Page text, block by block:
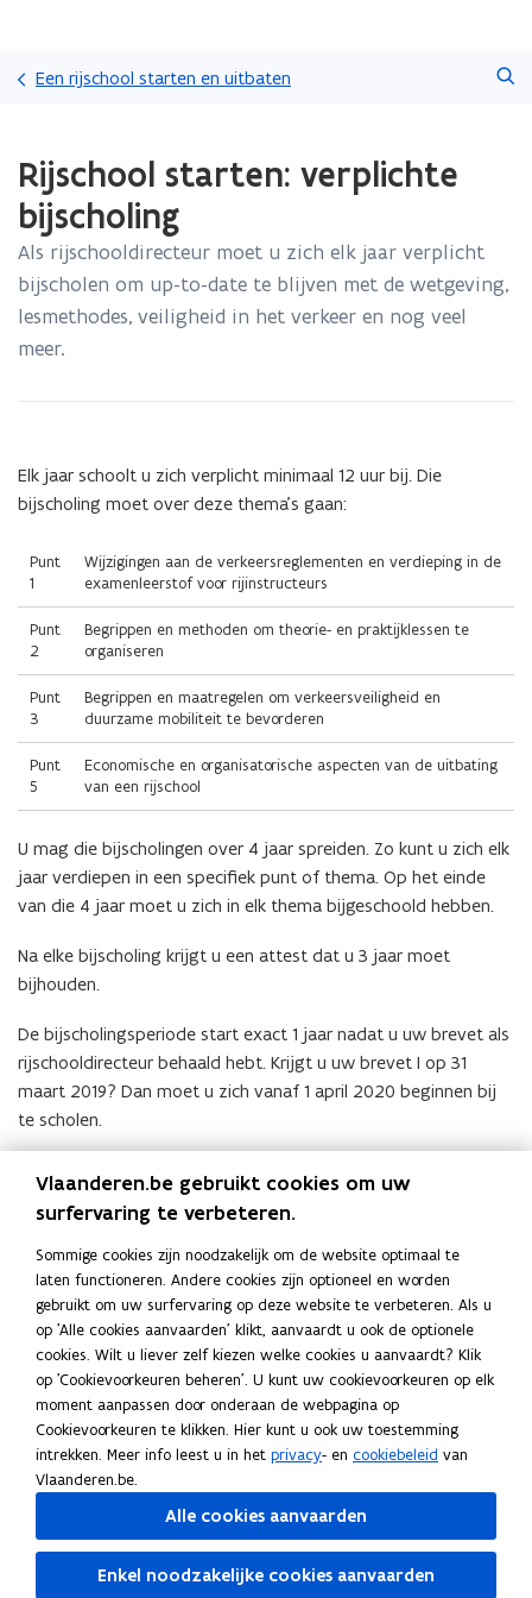
naar
gaan
Een rijschool starten en uitbaten
met
laden.
bevindt
zich
op:
Rijschool
starten:
Rijschool starten: verplichte
bijscholing
Als rijschooldirecteur moet u zich elk jaar verplicht
bijscholen om up-to-date te blijven met de wetgeving,
lesmethodes, veiligheid in het verkeer en nog veel
meer.
Elk jaar schoolt u zich verplicht minimaal 12 uur bij. Die
bijscholing moet over deze thema's gaan:
Punt
1
Wijzigingen aan de verkeersreglementen en verdieping in de
examenleerstof voor rijinstructeurs
Punt
2
Begrippen en methoden om theorie- en praktijklessen te
organiseren
Punt
3
Begrippen en maatregelen om verkeersveiligheid en
duurzame mobiliteit te bevorderen
Punt
5
Economische en organisatorische aspecten van de uitbating
van een rijschool
U mag die bijscholingen over 4 jaar spreiden. Zo kunt u zich elk
jaar verdiepen in een specifiek punt of thema. Op het einde
van die 4 jaar moet u zich in elk thema bijgeschoold hebben.
Na elke bijscholing krijgt u een attest dat u 3 jaar moet
bijhouden.
De bijscholingsperiode start exact 1 jaar nadat u uw brevet als
rijschooldirecteur behaald hebt. Krijgt u uw brevet I op 31
maart 2019? Dan moet u zich vanaf 1 april 2020 beginnen bij
te scholen.
bijscholing volgen.Bekijk hoe hun traject eruitziet.
Deel deze pagina
L
i
n
k
e
d
n
p
K
o
p
i
e
e
l
n
k
Contact
Vragen over een rijschool starten, de
erkenningsaanvragen of over de opleiding voor
rijinstructeurs kunt u stellen via hetContactpunt
Departement Mobiliteit en Openbare Werken.
Vlaanderen.be gebruikt cookies om uw
surfervaring te verbeteren.
Sommige cookies zijn noodzakelijk om de website optimaal te
laten functioneren. Andere cookies zijn optioneel en worden
gebruikt om uw surfervaring op deze website te verbeteren. Als u
op 'Alle cookies aanvaarden' klikt, aanvaardt u ook de optionele
cookies. Wilt u liever zelf kiezen welke cookies u aanvaardt? Klik
op 'Cookievoorkeuren beheren'. U kunt uw cookievoorkeuren op elk
moment aanpassen door onderaan de webpagina op
Cookievoorkeuren te klikken. Hier kunt u ook uw toestemming
intrekken. Meer info leest u in het privacy- en cookiebeleid van
Vlaanderen.be.
Alle cookies aanvaarden
Enkel noodzakelijke cookies aanvaarden